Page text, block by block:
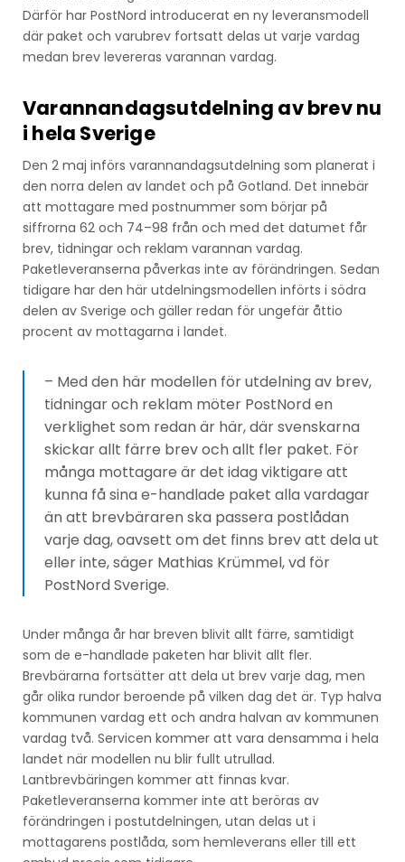
Därför har PostNord introducerat en ny leveransmodell
där paket och varubrev fortsatt delas ut varje vardag
medan brev levereras varannan vardag.
Varannandagsutdelning av brev nu
i hela Sverige
Den 2 maj införs varannandagsutdelning som planerat i
den norra delen av landet och på Gotland. Det innebär
att mottagare med postnummer som börjar på
siffrorna 62 och 74–98 från och med det datumet får
brev, tidningar och reklam varannan vardag.
Paketleveranserna påverkas inte av förändringen. Sedan
tidigare har den här utdelningsmodellen införts i södra
delen av Sverige och gäller redan för ungefär åttio
procent av mottagarna i landet.
– Med den här modellen för utdelning av brev,
tidningar och reklam möter PostNord en
verklighet som redan är här, där svenskarna
skickar allt färre brev och allt fler paket. För
många mottagare är det idag viktigare att
kunna få sina e-handlade paket alla vardagar
än att brevbäraren ska passera postlådan
varje dag, oavsett om det finns brev att dela ut
eller inte, säger Mathias Krümmel, vd för
PostNord Sverige.
Under många år har breven blivit allt färre, samtidigt
som de e-handlade paketen har blivit allt fler.
Brevbärarna fortsätter att dela ut brev varje dag, men
går olika rundor beroende på vilken dag det är. Typ halva
kommunen vardag ett och andra halvan av kommunen
vardag två. Servicen kommer att vara densamma i hela
landet när modellen nu blir fullt utrullad.
Lantbrevbäringen kommer att finnas kvar.
Paketleveranserna kommer inte att beröras av
förändringen i postutdelningen, utan delas ut i
mottagarens postlåda, som hemleverans eller till ett